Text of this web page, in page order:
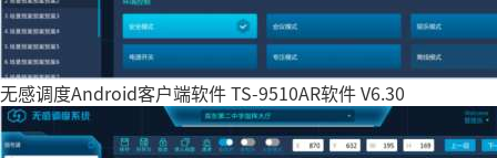
无感调度Android客户端软件 TS-9510AR软件 V6.30